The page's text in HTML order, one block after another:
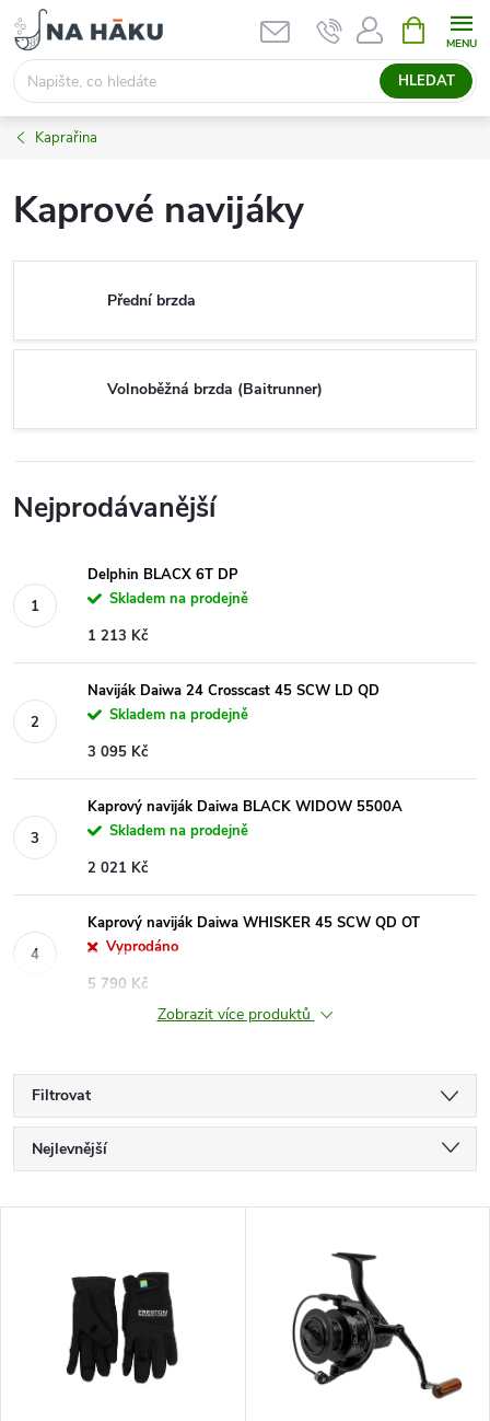
Přejít
na
obsah
HLEDAT
NÁKUPNÍ
KOŠÍK
Kaprařina
Kaprové navijáky
Přední brzda
Volnoběžná brzda (Baitrunner)
Nejprodávanější
Delphin BLACX 6T DP
Skladem na prodejně
1 213 Kč
Naviják Daiwa 24 Crosscast 45 SCW LD QD
Skladem na prodejně
3 095 Kč
Kaprový naviják Daiwa BLACK WIDOW 5500A
Skladem na prodejně
2 021 Kč
Kaprový naviják Daiwa WHISKER 45 SCW QD OT
Vyprodáno
5 790 Kč
Zobrazit více produktů
Filtrovat
Ř
a
Nejlevnější
Abecedně